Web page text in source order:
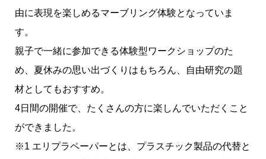
由に表現を楽しめるマーブリング体験となっていま
す。
親子で一緒に参加できる体験型ワークショップのた
め、夏休みの思い出づくりはもちろん、自由研究の題
材としてもおすすめ。
4日間の開催で、たくさんの方に楽しんでいただくこと
ができました。
※1 エリプラペーパーとは、プラスチック製品の代替と